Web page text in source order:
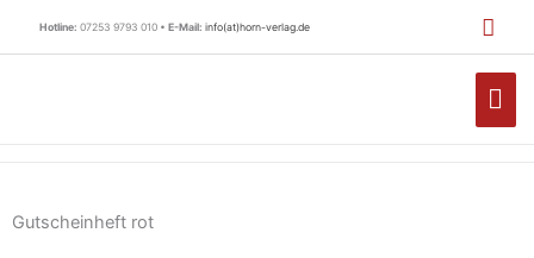
Hotline: 07253 9793 010 • E-Mail: info(at)horn-verlag.de
Gutscheinheft rot